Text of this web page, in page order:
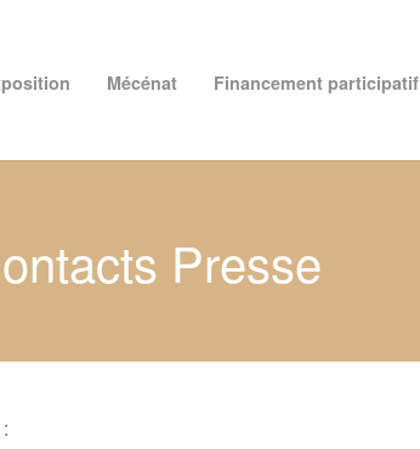
Mécénat Financement participatif
Presse